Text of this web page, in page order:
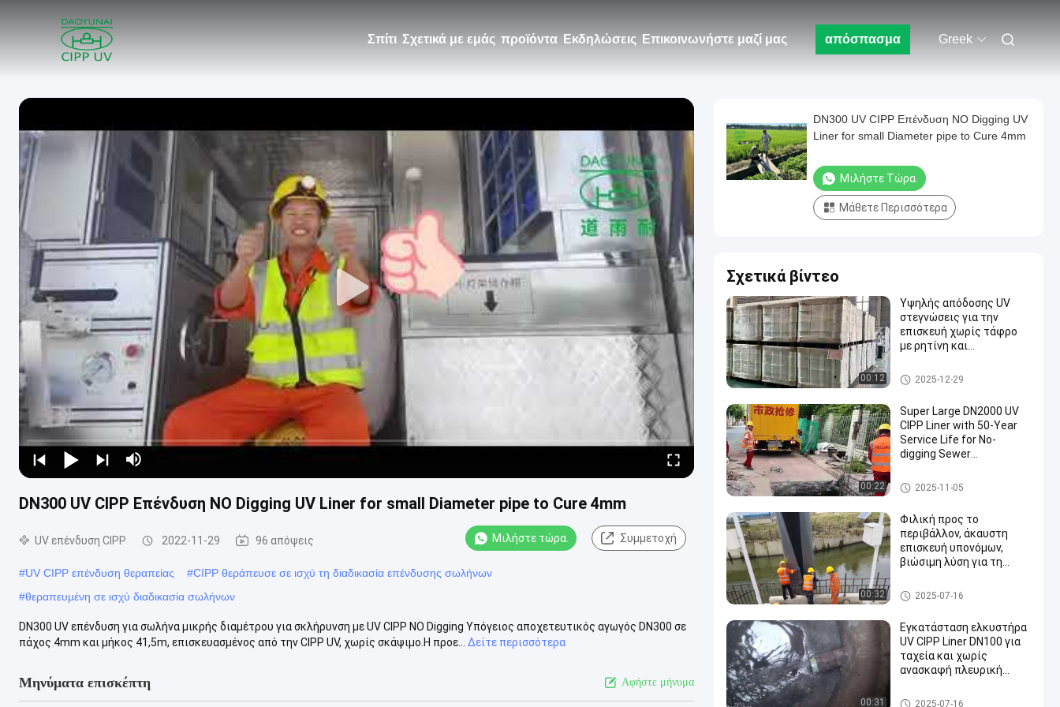
Σπίτι Σχετικά με εμάς προϊόντα Εκδηλώσεις Επικοινωνήστε μαζί μας απόσπασμα Greek
DN300 UV CIPP Επένδυση NO Digging UV Liner for small Diameter pipe to Cure 4mm
UV επένδυση CIPP 2022-11-29 96 απόψεις Μιλήστε τώρα. Συμμετοχή
#UV CIPP επένδυση θεραπείας #CIPP θεράπευσε σε ισχύ τη διαδικασία επένδυσης σωλήνων
#θεραπευμένη σε ισχύ διαδικασία σωλήνων
DN300 UV επένδυση για σωλήνα μικρής διαμέτρου για σκλήρυνση με UV CIPP NO Digging Υπόγειος αποχετευτικός αγωγός DN300 σε
πάχος 4mm και μήκος 41,5m, επισκευασμένος από την CIPP UV, χωρίς σκάψιμο.Η προε...
Δείτε περισσότερα
Μηνύματα επισκέπτη Αφήστε μήνυμα
DN300 UV CIPP Επένδυση NO Digging UV
Liner for small Diameter pipe to Cure 4mm
Μιλήστε Τώρα.
Μάθετε Περισσότερα
Σχετικά βίντεο
00:12
Υψηλής απόδοσης UV
στεγνώσεις για την
επισκευή χωρίς τάφρο
με ρητίνη και
UV επένδυση CIPP
2025-12-29
00:22
Super Large DN2000 UV
CIPP Liner with 50-Year
Service Life for No-
digging Sewer
UV επένδυση CIPP
2025-11-05
00:32
Φιλική προς το
περιβάλλον, άκαυστη
επισκευή υπονόμων,
βιώσιμη λύση για τη
UV επένδυση CIPP
2025-07-16
00:31
Εγκατάσταση ελκυστήρα
UV CIPP Liner DN100 για
ταχεία και χωρίς
ανασκαφή πλευρική
UV επένδυση CIPP
2025-07-16